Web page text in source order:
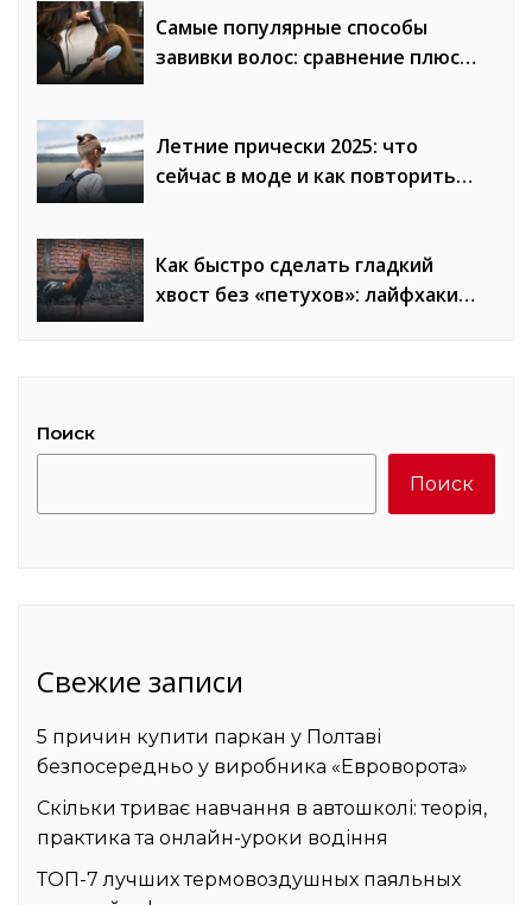
Самые популярные способы
завивки волос: сравнение плюсов
Летние прически 2025: что
сейчас в моде и как повторить
Как быстро сделать гладкий
хвост без «петухов»: лайфхаки
Поиск
Поиск
Свежие записи
5 причин купити паркан у Полтаві
безпосередньо у виробника «Евроворота»
Скільки триває навчання в автошколі: теорія,
практика та онлайн-уроки водіння
ТОП-7 лучших термовоздушных паяльных